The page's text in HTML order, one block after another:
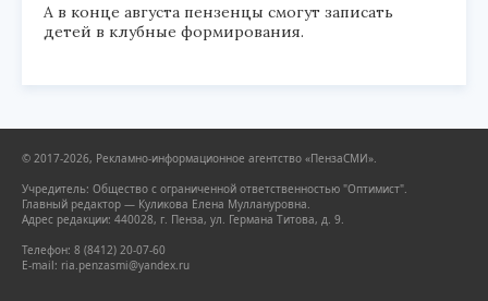
А в конце августа пензенцы смогут записать
детей в клубные формирования.
© 2017-2026, Рекламно-информационное агентство «ПензаСМИ».
Учредитель: Общество с ограниченной ответственностью "Оптимист".
Главный редактор — Куликова Елена Муллануровна.
Адрес редакции: 440028, г. Пенза, ул. Германа Титова, д. 9.
Телефон: 8 (8412) 20-07-60
E-mail: ria.penzasmi@yandex.ru